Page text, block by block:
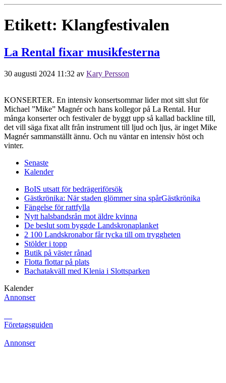
Etikett: Klangfestivalen
La Rental fixar musikfesterna
30 augusti 2024 11:32 av Kary Persson
KONSERTER. En intensiv konsertsommar lider mot sitt slut för
Michael ”Mike” Magnér och hans kollegor på La Rental. Hur
många konserter och festivaler de byggt upp så kallad backline till,
det vill säga fixat allt från instrument till ljud och ljus, är inget Mike
Magnér sammanställt ännu. Och nu väntar en intensiv höst och
vinter.
Senaste
Kalender
BoIS utsatt för bedrägeriförsök
Gästkrönika: När staden glömmer sina spårGästkrönika
Fängelse för rattfylla
Nytt halsbandsrån mot äldre kvinna
De beslut som byggde Landskronaplanket
2 100 Landskronabor får tycka till om tryggheten
Stölder i topp
Butik på väster rånad
Flotta flottar på plats
Bachatakväll med Klenia i Slottsparken
Kalender
Annonser
Företagsguiden
Annonser